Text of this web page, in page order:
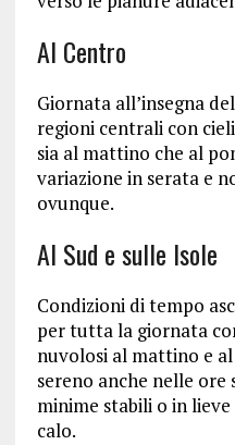
Al Centro
Giornata all’insegna
regioni centrali con
sia al mattino che al
variazione in serata e
ovunque.
Al Sud e sulle Isole
Condizioni di tempo
per tutta la giornata
nuvolosi al mattino e
sereno anche nelle ore
minime stabili o in
calo.